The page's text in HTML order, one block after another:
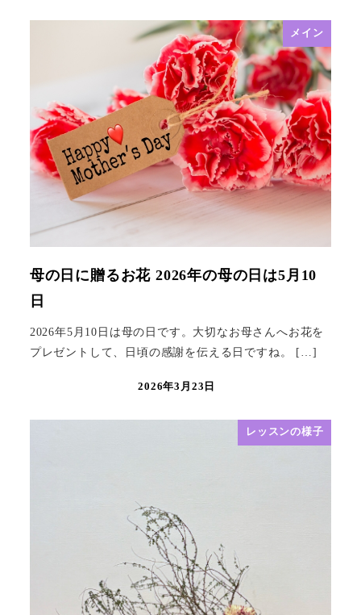
メイン
母の日に贈るお花 2026年の母の日は5月10
日
2026年5月10日は母の日です。大切なお母さんへお花を
プレゼントして、日頃の感謝を伝える日ですね。 […]
2026年3月23日
レッスンの様子